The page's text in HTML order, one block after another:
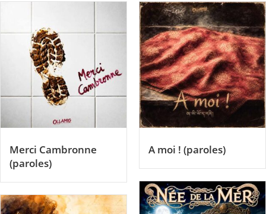
Merci Cambronne
(paroles)
A moi ! (paroles)